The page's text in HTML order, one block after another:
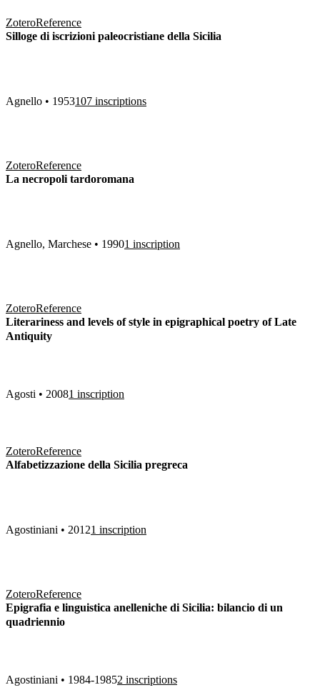
ZoteroReference
Silloge di iscrizioni paleocristiane della Sicilia
Agnello • 1953 107 inscriptions
ZoteroReference
La necropoli tardoromana
Agnello, Marchese • 1990 1 inscription
ZoteroReference
Literariness and levels of style in epigraphical poetry of Late
Antiquity
Agosti • 2008 1 inscription
ZoteroReference
Alfabetizzazione della Sicilia pregreca
Agostiniani • 2012 1 inscription
ZoteroReference
Epigrafia e linguistica anelleniche di Sicilia: bilancio di un
quadriennio
Agostiniani • 1984-1985 2 inscriptions